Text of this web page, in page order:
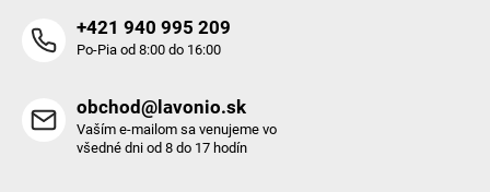
+421 940 995 209
Po-Pia od 8:00 do 16:00
obchod@lavonio.sk
Vaším e-mailom sa venujeme vo
všedné dni od 8 do 17 hodín